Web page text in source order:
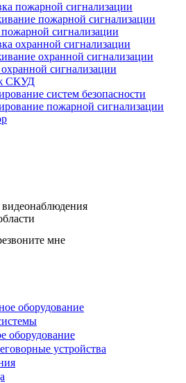
пожарной сигнализации
пожарной сигнализации
сигнализации
охранной сигнализации
охранной сигнализации
сигнализации
СКУД
систем безопасности
пожарной сигнализации
мне
оборудование
оборудование
устройства